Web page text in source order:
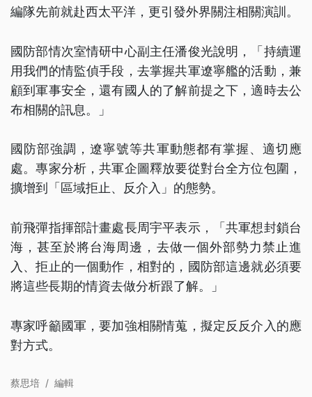
編隊先前就赴西太平洋，更引發外界關注相關演訓。
國防部情次室情研中心副主任潘俊光說明，「持續運
用我們的情監偵手段，去掌握共軍遼寧艦的活動，兼
顧到軍事安全，還有國人的了解前提之下，適時去公
布相關的訊息。」
國防部強調，遼寧號等共軍動態都有掌握、適切應
處。專家分析，共軍企圖釋放要從對台全方位包圍，
擴增到「區域拒止、反介入」的態勢。
前飛彈指揮部計畫處長周宇平表示，「共軍想封鎖台
海，甚至於將台海周邊，去做一個外部勢力禁止進
入、拒止的一個動作，相對的，國防部這邊就必須要
將這些長期的情資去做分析跟了解。」
專家呼籲國軍，要加強相關情蒐，擬定反反介入的應
對方式。
蔡思培 / 編輯